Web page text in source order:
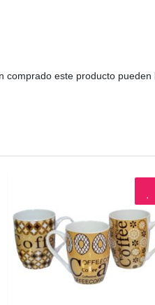
comprado este producto